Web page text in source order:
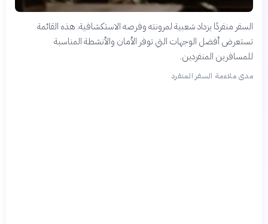
السفر منفردًا يزداد شعبية لمرونته وفرصه الاستكشافية. هذه القائمة
تستعرض أفضل الوجهات التي توفر الأمان والأنشطة المناسبة
للمسافرين المنفردين.
مدى ملاءمة السفر المنفرد